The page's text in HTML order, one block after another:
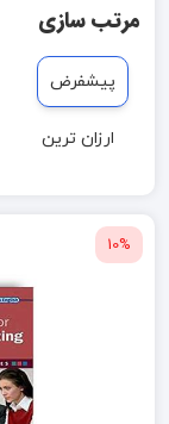
مرتب سازی
پیشفرض
ارزان ترین
10%